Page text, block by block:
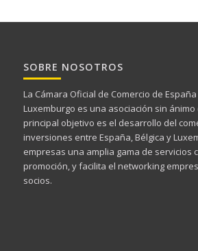
SOBRE NOSOTROS
La Cámara Oficial de Comercio de
Luxemburgo es una asociación sin ánimo
principal objetivo es el desarrollo del
inversiones entre España, Bélgica y
empresas una amplia gama de servicios
promoción, y facilita el networking
socios.